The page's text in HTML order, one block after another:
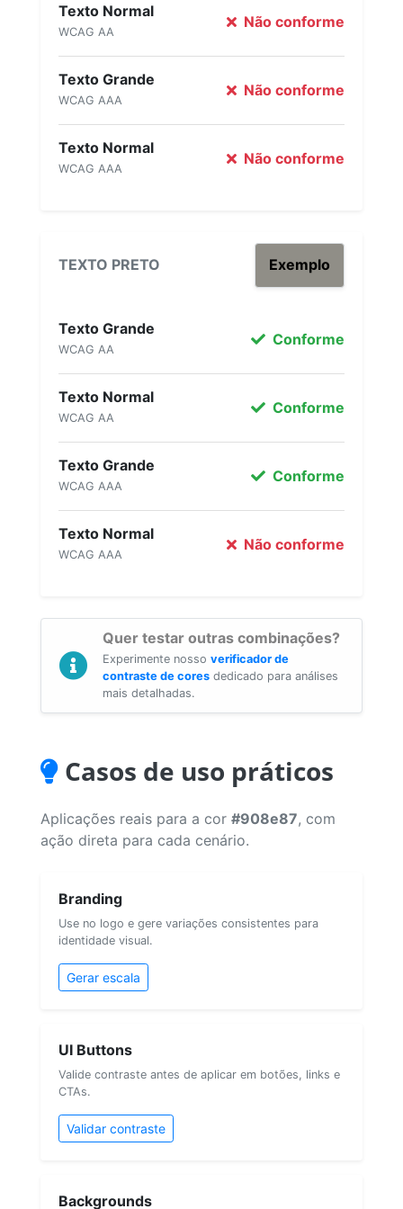
Texto Normal
WCAG AA
Não conforme
Texto Grande
WCAG AAA
Não conforme
Texto Normal
WCAG AAA
Não conforme
TEXTO PRETO Exemplo
Texto Grande
WCAG AA
Conforme
Texto Normal
WCAG AA
Conforme
Texto Grande
WCAG AAA
Conforme
Texto Normal
WCAG AAA
Não conforme
Quer testar outras combinações?
Experimente nosso verificador de
contraste de cores dedicado para análises
mais detalhadas.
Casos de uso práticos
Aplicações reais para a cor #908e87, com
ação direta para cada cenário.
Branding
Use no logo e gere variações consistentes para
identidade visual.
Gerar escala
UI Buttons
Valide contraste antes de aplicar em botões, links e
CTAs.
Validar contraste
Backgrounds